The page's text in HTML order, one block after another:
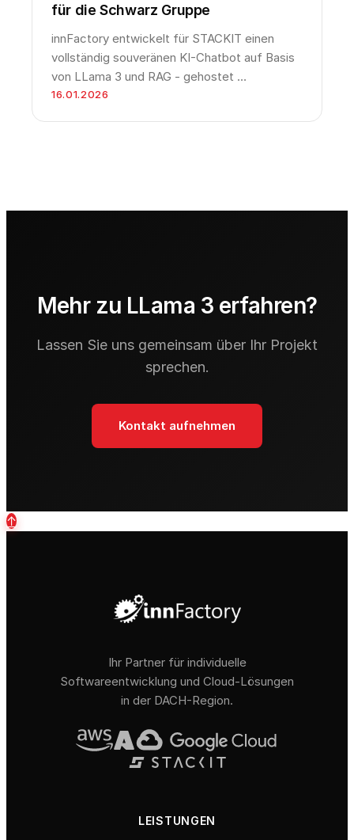
für die Schwarz Gruppe
innFactory entwickelt für STACKIT einen
vollständig souveränen KI-Chatbot auf Basis
von LLama 3 und RAG - gehostet …
16.01.2026
Mehr zu LLama 3 erfahren?
Lassen Sie uns gemeinsam über Ihr Projekt
sprechen.
Kontakt aufnehmen
↑
Ihr Partner für individuelle
Softwareentwicklung und Cloud-Lösungen
in der DACH-Region.
LEISTUNGEN